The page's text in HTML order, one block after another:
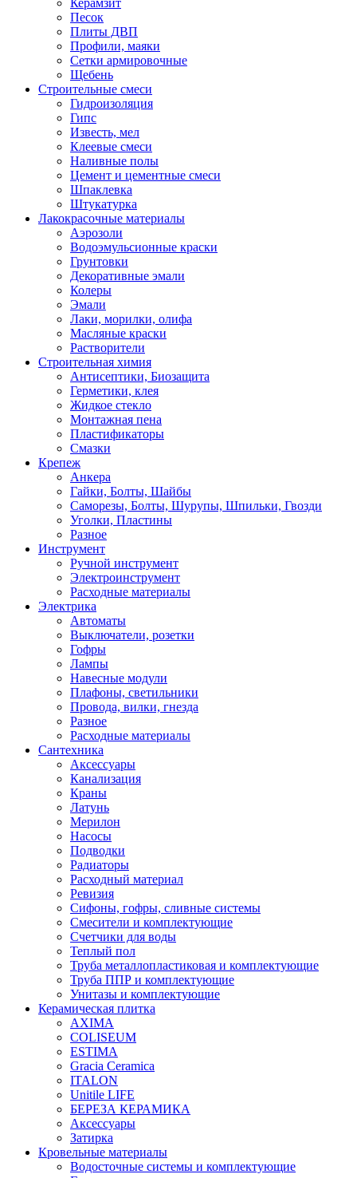
Керамзит
Песок
Плиты ДВП
Профили, маяки
Сетки армировочные
Щебень
Строительные смеси
Гидроизоляция
Гипс
Известь, мел
Клеевые смеси
Наливные полы
Цемент и цементные смеси
Шпаклевка
Штукатурка
Лакокрасочные материалы
Аэрозоли
Водоэмульсионные краски
Грунтовки
Декоративные эмали
Колеры
Эмали
Лаки, морилки, олифа
Масляные краски
Растворители
Строительная химия
Антисептики, Биозащита
Герметики, клея
Жидкое стекло
Монтажная пена
Пластификаторы
Смазки
Крепеж
Анкера
Гайки, Болты, Шайбы
Саморезы, Болты, Шурупы, Шпильки, Гвозди
Уголки, Пластины
Разное
Инструмент
Ручной инструмент
Электроинструмент
Расходные материалы
Электрика
Автоматы
Выключатели, розетки
Гофры
Лампы
Навесные модули
Плафоны, светильники
Провода, вилки, гнезда
Разное
Расходные материалы
Сантехника
Аксессуары
Канализация
Краны
Латунь
Мерилон
Насосы
Подводки
Радиаторы
Расходный материал
Ревизия
Сифоны, гофры, сливные системы
Смесители и комплектующие
Счетчики для воды
Теплый пол
Труба металлопластиковая и комплектующие
Труба ППР и комплектующие
Унитазы и комплектующие
Керамическая плитка
AXIMA
COLISEUM
ESTIMA
Gracia Ceramica
ITALON
Unitile LIFE
БЕРЕЗА КЕРАМИКА
Аксессуары
Затирка
Кровельные материалы
Водосточные системы и комплектующие